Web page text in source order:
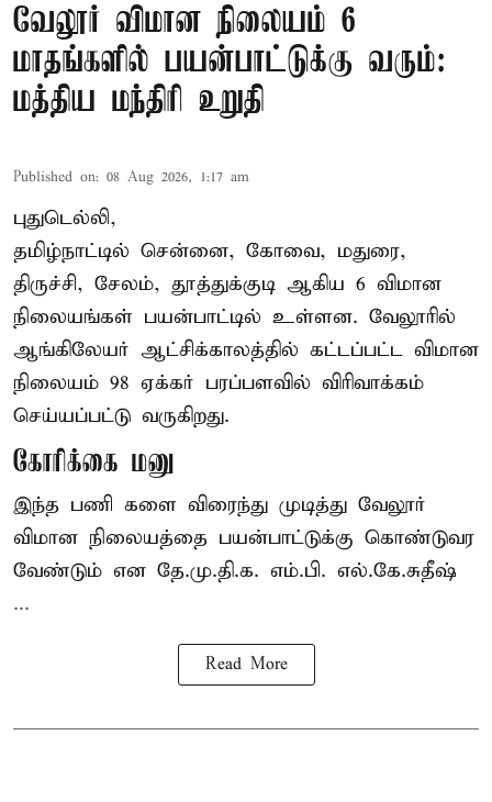
வேலூர் விமான நிலையம் 6
மாதங்களில் பயன்பாட்டுக்கு வரும்:
மத்திய மந்திரி உறுதி
Published on: 08 Aug 2026, 1:17 am
புதுடெல்லி,
தமிழ்நாட்டில் சென்னை, கோவை, மதுரை,
திருச்சி, சேலம், தூத்துக்குடி ஆகிய 6 விமான
நிலையங்கள் பயன்பாட்டில் உள்ளன. வேலூரில்
ஆங்கிலேயர் ஆட்சிக்காலத்தில் கட்டப்பட்ட விமான
நிலையம் 98 ஏக்கர் பரப்பளவில் விரிவாக்கம்
செய்யப்பட்டு வருகிறது.
கோரிக்கை மனு
இந்த பணி களை விரைந்து முடித்து வேலூர்
விமான நிலையத்தை பயன்பாட்டுக்கு கொண்டுவர
வேண்டும் என தே.மு.தி.க. எம்.பி. எல்.கே.சுதீஷ்
...
Read More